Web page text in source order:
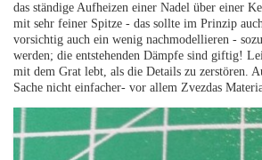
das ständige Aufheizen einer Nadel über einer
mit sehr feiner Spitze - das sollte im Prinzip
vorsichtig auch ein wenig nachmodellieren -
werden; die entstehenden Dämpfe sind giftig!
mit dem Grat lebt, als die Details zu zerstören.
Sache nicht einfacher- vor allem Zvezdas